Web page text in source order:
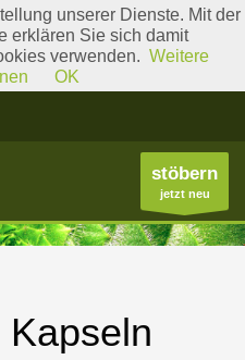
Literatur Gattungslisten
stöbern
jetzt neu
unserer Dienste. Mit der
erklären Sie sich damit
verwenden. Weitere
OK